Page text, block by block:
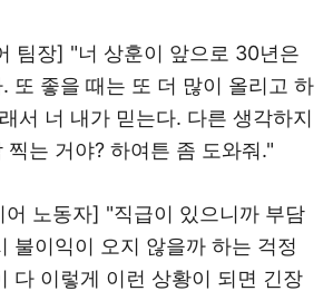
팀장] "너 상훈이 앞으로 30년은
또 좋을 때는 또 더 많이 올리고 하
서 너 내가 믿는다. 다른 생각하지
찍는 거야? 하여튼 좀 도와줘."
노동자] "직급이 있으니까 부담
불이익이 오지 않을까 하는 걱정
다 이렇게 이런 상황이 되면 긴장